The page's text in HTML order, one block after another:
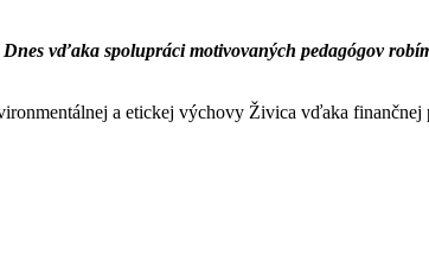
vďaka spolupráci motivovaných pedagógov
a etickej výchovy Živica vďaka finančnej